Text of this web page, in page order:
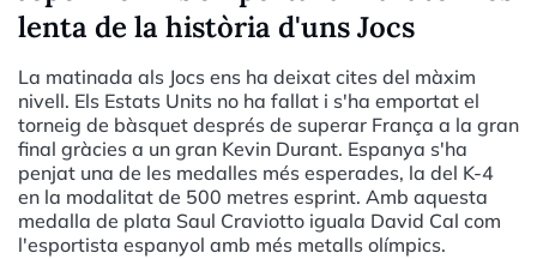
lenta de la història d'uns Jocs
La matinada als Jocs ens ha deixat cites del màxim
nivell. Els Estats Units no ha fallat i s'ha emportat el
torneig de bàsquet després de superar França a la gran
final gràcies a un gran Kevin Durant. Espanya s'ha
penjat una de les medalles més esperades, la del K-4
en la modalitat de 500 metres esprint. Amb aquesta
medalla de plata Saul Craviotto iguala David Cal com
l'esportista espanyol amb més metalls olímpics.